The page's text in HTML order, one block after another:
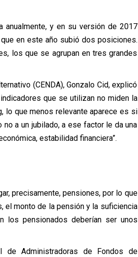
anualmente, y en su versión de 2017
en este año subió dos posiciones.
los que se agrupan en tres grandes
(CENDA), Gonzalo Cid, explicó
que se utilizan no miden la
lo que menos relevante aparece es si
a un jubilado, a ese factor le da una
estabilidad financiera”.
precisamente, pensiones, por lo que
el monto de la pensión y la suficiencia
los pensionados deberían ser unos
de Administradoras de Fondos de